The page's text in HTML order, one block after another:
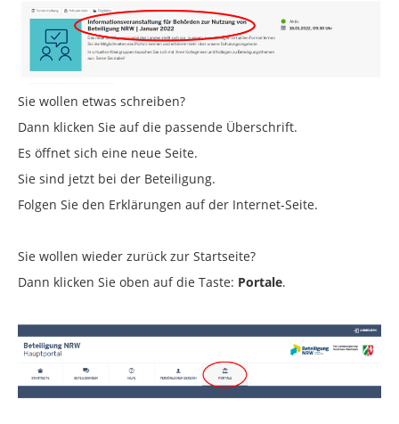
Sie wollen etwas schreiben?
Dann klicken Sie auf die passende Überschrift.
Es öffnet sich eine neue Seite.
Sie sind jetzt bei der Beteiligung.
Folgen Sie den Erklärungen auf der Internet-Seite.
Sie wollen wieder zurück zur Startseite?
Dann klicken Sie oben auf die Taste: Portale.